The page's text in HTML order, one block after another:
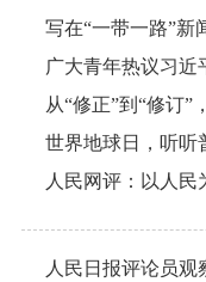
写在“一带一路”新
广大青年热议习近
从“修正”到“修订”
世界地球日，听听
人民网评：以人
人民日报评论员